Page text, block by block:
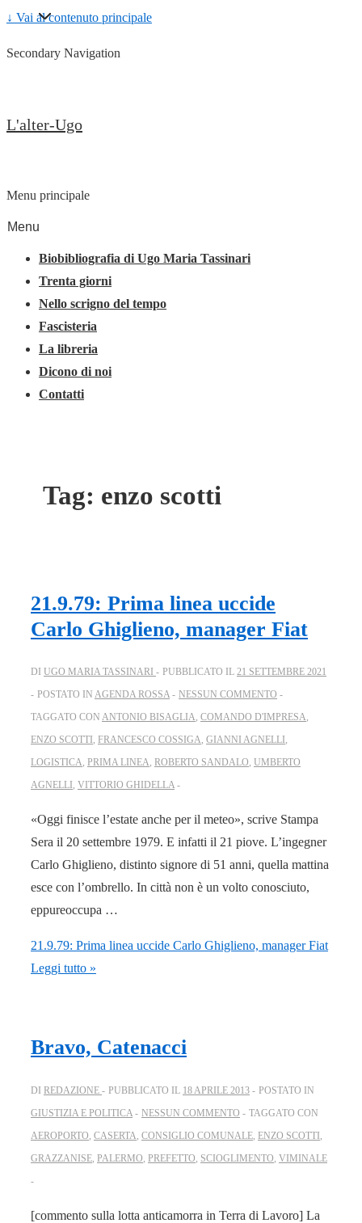
↓ Vai al contenuto principale
Secondary Navigation
L'alter-Ugo
Menu principale
Menu
Biobibliografia di Ugo Maria Tassinari
Trenta giorni
Nello scrigno del tempo
Fascisteria
La libreria
Dicono di noi
Contatti
Tag: enzo scotti
21.9.79: Prima linea uccide
Carlo Ghiglieno, manager Fiat
DI UGO MARIA TASSINARI PUBBLICATO IL 21 SETTEMBRE 2021
POSTATO IN AGENDA ROSSA
NESSUN COMMENTO
TAGGATO CON ANTONIO BISAGLIA, COMANDO D'IMPRESA,
ENZO SCOTTI , FRANCESCO COSSIGA, GIANNI AGNELLI ,
LOGISTICA, PRIMA LINEA, ROBERTO SANDALO, UMBERTO
AGNELLI , VITTORIO GHIDELLA
«Oggi finisce l’estate anche per il meteo», scrive Stampa
Sera il 20 settembre 1979. E infatti il 21 piove. L’ingegner
Carlo Ghiglieno, distinto signore di 51 anni, quella mattina
esce con l’ombrello. In città non è un volto conosciuto,
eppureoccupa …
21.9.79: Prima linea uccide Carlo Ghiglieno, manager Fiat
Leggi tutto »
Bravo, Catenacci
DI REDAZIONE PUBBLICATO IL 18 APRILE 2013
POSTATO IN
GIUSTIZIA E POLITICA
NESSUN COMMENTO
TAGGATO CON
AEROPORTO CASERTA CONSIGLIO COMUNALE ENZO SCOTTI
GRAZZANISE PALERMO PREFETTO SCIOGLIMENTO VIMINALE
[commento sulla lotta anticamorra in Terra di Lavoro] La